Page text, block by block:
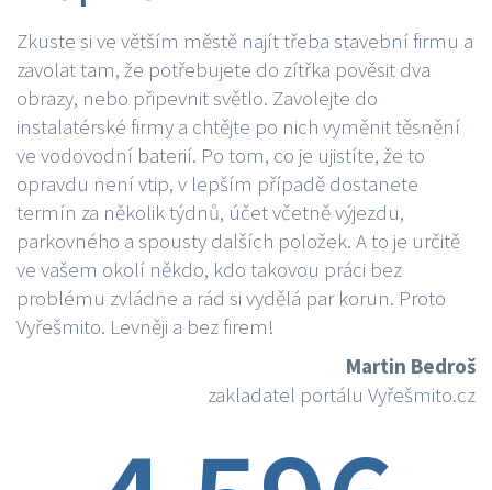
Zkuste si ve větším městě najít třeba stavební firmu a
zavolat tam, že potřebujete do zítřka pověsit dva
obrazy, nebo připevnit světlo. Zavolejte do
instalatérské firmy a chtějte po nich vyměnit těsnění
ve vodovodní baterií. Po tom, co je ujistíte, že to
opravdu není vtip, v lepším případě dostanete
termín za několik týdnů, účet včetně výjezdu,
parkovného a spousty dalších položek. A to je určitě
ve vašem okolí někdo, kdo takovou práci bez
problému zvládne a rád si vydělá par korun. Proto
Vyřešmito. Levněji a bez firem!
Martin Bedroš
zakladatel portálu Vyřešmito.cz